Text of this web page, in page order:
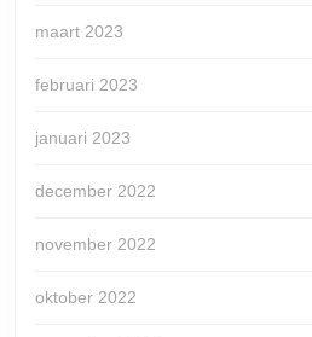
maart 2023
februari 2023
januari 2023
december 2022
november 2022
oktober 2022